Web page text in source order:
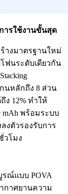
ารใช้งานขั้นสุด
ร้างมาตรฐานใหม่
ฟนระดับเดียวกัน
นหลักถึง 8 ส่วน
12% ทำให้
mAh พร้อมระบบ
งตัวรองรับการ
วโมง
ณ์แบบ POVA
กาศยานความ